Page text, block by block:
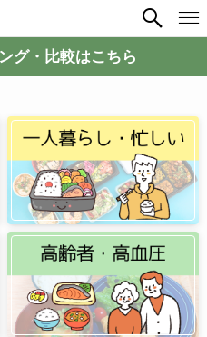
グ・比較はこちら